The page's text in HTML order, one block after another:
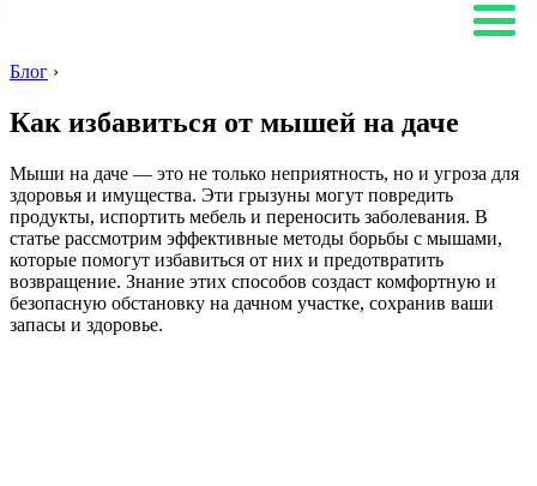
Блог ›
Как избавиться от мышей на даче
Мыши на даче — это не только неприятность, но и угроза для
здоровья и имущества. Эти грызуны могут повредить
продукты, испортить мебель и переносить заболевания. В
статье рассмотрим эффективные методы борьбы с мышами,
которые помогут избавиться от них и предотвратить
возвращение. Знание этих способов создаст комфортную и
безопасную обстановку на дачном участке, сохранив ваши
запасы и здоровье.